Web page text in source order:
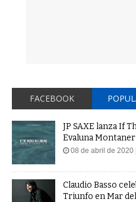
FACEBOOK
JP SAXE lanza If
Evaluna Montaner
08 de abril de 2020 |
Claudio Basso
Triunfo en Mar